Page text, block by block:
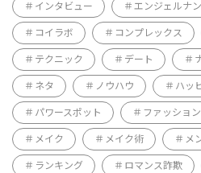
インタビュー エンジェルナ
コイラボ コンプレックス
テクニック デート
ネタ ノウハウ ハッ
パワースポット ファッション
メイク メイク術 メ
ランキング ロマンス詐欺